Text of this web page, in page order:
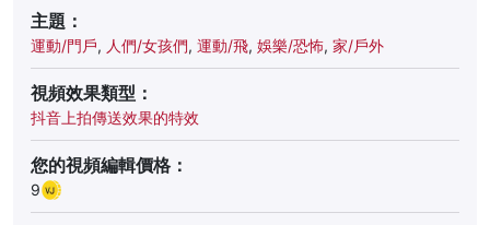
主題：
運動/門戶, 人們/女孩們, 運動/飛, 娛樂/恐怖, 家/戶外
視頻效果類型：
抖音上拍傳送效果的特效
您的視頻編輯價格：
9